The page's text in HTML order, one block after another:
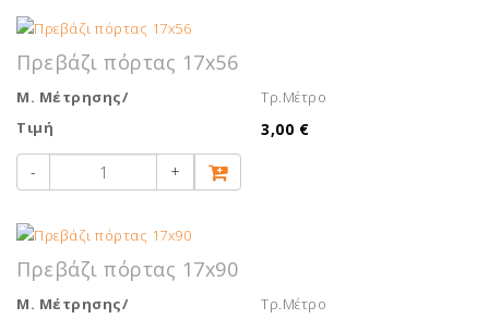
Πρεβάζι πόρτας 17x56
Μ. Μέτρησης/
Τρ.Μέτρο
Τιμή
3,00 €
- +
Πρεβάζι πόρτας 17x90
Μ. Μέτρησης/ Τρ.Μέτρο